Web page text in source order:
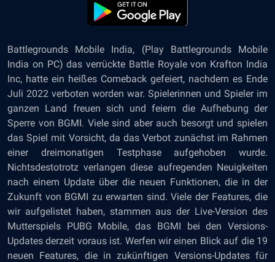
Battlegrounds Mobile India, (Play Battlegrounds Mobile
India on PC) das verrückte Battle Royale von Krafton India
Inc, hatte ein heißes Comeback gefeiert, nachdem es Ende
Juli 2022 verboten worden war. Spielerinnen und Spieler im
ganzen Land freuen sich und feiern die Aufhebung der
Sperre von BGMI. Viele sind aber auch besorgt und spielen
das Spiel mit Vorsicht, da das Verbot zunächst im Rahmen
einer dreimonatigen Testphase aufgehoben wurde.
Nichtsdestotrotz verlangen diese aufregenden Neuigkeiten
nach einem Update über die neuen Funktionen, die in der
Zukunft von BGMI zu erwarten sind. Viele der Features, die
wir aufgelistet haben, stammen aus der Live-Version des
Mutterspiels PUBG Mobile, das BGMI bei den Versions-
Updates derzeit voraus ist. Werfen wir einen Blick auf die 19
neuen Features, die in zukünftigen Versions-Updates für